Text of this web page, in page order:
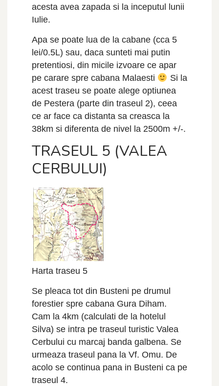
acesta avea zapada si la inceputul lunii
Iulie.
Apa se poate lua de la cabane (cca 5
lei/0.5L) sau, daca sunteti mai putin
pretentiosi, din micile izvoare ce apar
pe carare spre cabana Malaesti
Si la
acest traseu se poate alege optiunea
de Pestera (parte din traseul 2), ceea
ce ar face ca distanta sa creasca la
38km si diferenta de nivel la 2500m +/-.
TRASEUL 5 (VALEA
CERBULUI)
Harta traseu 5
Se pleaca tot din Busteni pe drumul
forestier spre cabana Gura Diham.
Cam la 4km (calculati de la hotelul
Silva) se intra pe traseul turistic Valea
Cerbului cu marcaj banda galbena. Se
urmeaza traseul pana la Vf. Omu. De
acolo se continua pana in Busteni ca pe
traseul 4.